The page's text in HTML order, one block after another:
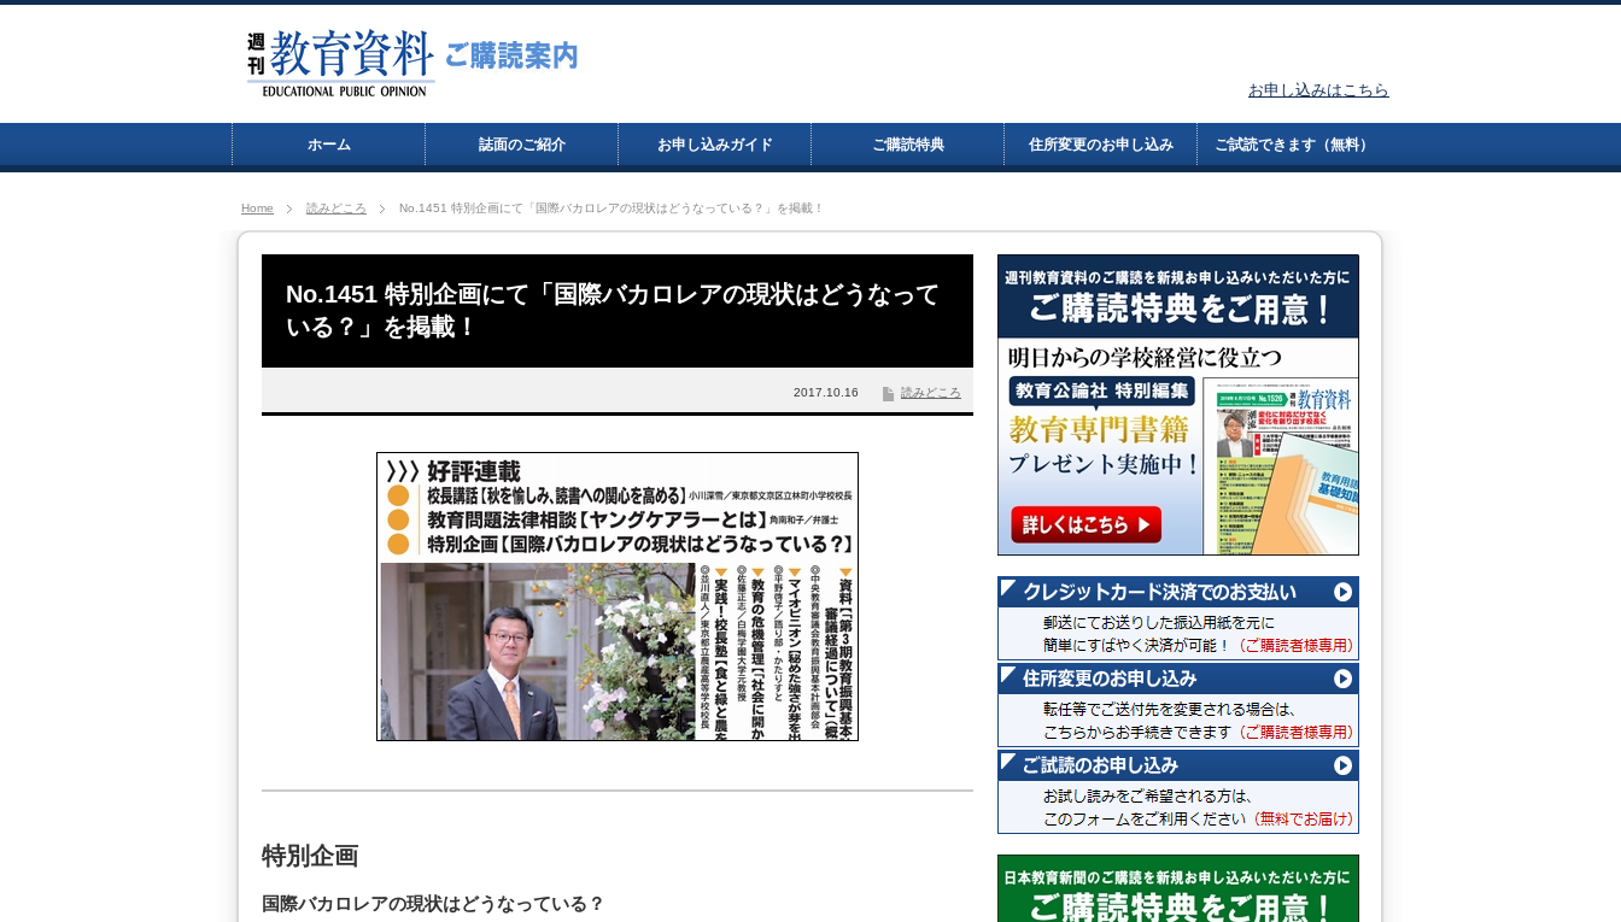
ホーム 誌面のご紹介 お申し込みガイド ご購読特典 住所変更のお申し込み ご試読できます（無料）
お申し込みはこちら
Home 読みどころ No.1451 特別企画にて「国際バカロレアの現状はどうなっている？」を掲載！
No.1451 特別企画にて「国際バカロレアの現状はどうなって
いる？」を掲載！
読みどころ
2017.10.16
特別企画
国際バカロレアの現状はどうなっている？